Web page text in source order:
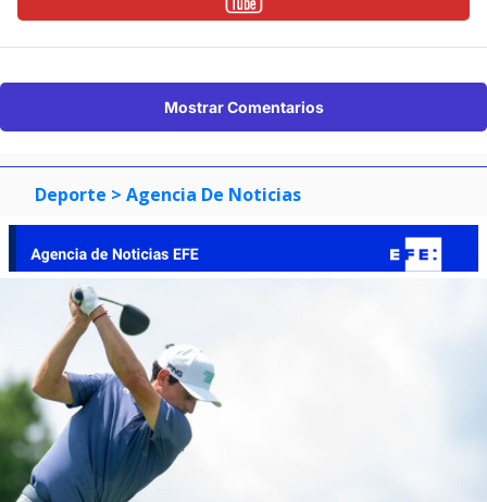
Mostrar Comentarios
Deporte > Agencia De Noticias